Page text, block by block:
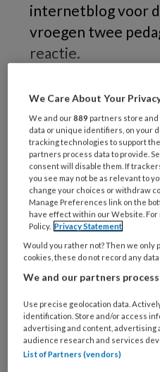
internetblog voor
vroegen twee
reactie.
Wil je dit
Maak gratis een
artikelen
Wat
is
je
e-
We Care About Your
We and our889 partners store and
data or unique identifiers, on your
tracking technologies to support
partners process data to provide.
consent will disable them. If
you see may not be as relevant to
change your choices or withdraw
Manage Preferences link on the
have effect within our Website.
Policy. Privacy Statement
Would you rather not? Then we only
cookies, these do not record any
We and our partners
Use precise geolocation data.
identification. Store and/or access
advertising and content, advertising
audience research and services
List of Partners (vendors)